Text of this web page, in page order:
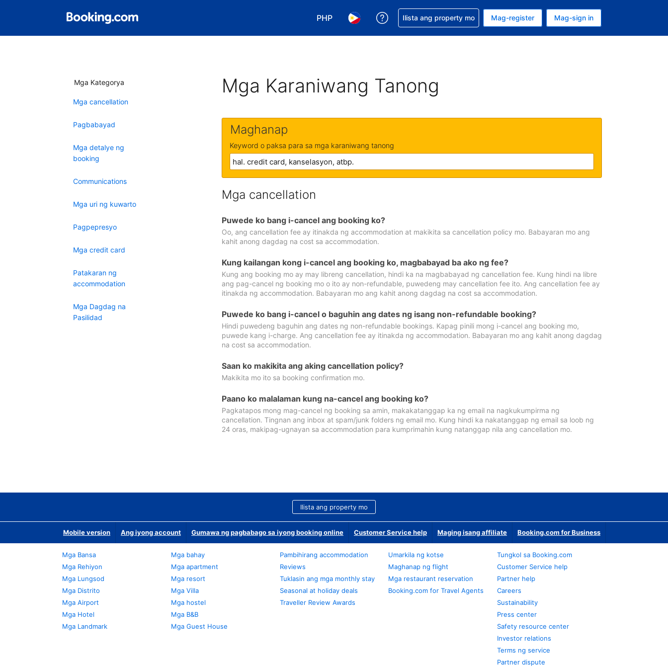
PHP
Pumili ng currency mo. PHP ang currency mo ngayon
Pumili ng wika mo. Filipino ang wika mo ngayon
Makakuha ng tulong sa reservation mo
Ilista ang property mo Mag-register Mag-sign in
Mga Kategorya
Mga cancellation
Pagbabayad
Mga detalye ng
booking
Communications
Mga uri ng kuwarto
Pagpepresyo
Mga credit card
Patakaran ng
accommodation
Mga Dagdag na
Pasilidad
Mga Karaniwang Tanong
Maghanap
Keyword o paksa para sa mga karaniwang tanong
Mga cancellation
Puwede ko bang i-cancel ang booking ko?
Oo, ang cancellation fee ay itinakda ng accommodation at makikita sa cancellation policy mo. Babayaran mo ang
kahit anong dagdag na cost sa accommodation.
Kung kailangan kong i-cancel ang booking ko, magbabayad ba ako ng fee?
Kung ang booking mo ay may libreng cancellation, hindi ka na magbabayad ng cancellation fee. Kung hindi na libre
ang pag-cancel ng booking mo o ito ay non-refundable, puwedeng may cancellation fee ito. Ang cancellation fee ay
itinakda ng accommodation. Babayaran mo ang kahit anong dagdag na cost sa accommodation.
Puwede ko bang i-cancel o baguhin ang dates ng isang non-refundable booking?
Hindi puwedeng baguhin ang dates ng non-refundable bookings. Kapag pinili mong i-cancel ang booking mo,
puwede kang i-charge. Ang cancellation fee ay itinakda ng accommodation. Babayaran mo ang kahit anong dagdag
na cost sa accommodation.
Saan ko makikita ang aking cancellation policy?
Makikita mo ito sa booking confirmation mo.
Paano ko malalaman kung na-cancel ang booking ko?
Pagkatapos mong mag-cancel ng booking sa amin, makakatanggap ka ng email na nagkukumpirma ng
cancellation. Tingnan ang inbox at spam/junk folders ng email mo. Kung hindi ka nakatanggap ng email sa loob ng
24 oras, makipag-ugnayan sa accommodation para kumprimahin kung natanggap nila ang cancellation mo.
Ilista ang property mo
Mobile version Ang iyong account Gumawa ng pagbabago sa iyong booking online Customer Service help Maging isang affiliate Booking.com for Business
Mga Bansa
Mga Rehiyon
Mga Lungsod
Mga Distrito
Mga Airport
Mga Hotel
Mga Landmark
Mga bahay
Mga apartment
Mga resort
Mga Villa
Mga hostel
Mga B&B
Mga Guest House
Pambihirang accommodation
Reviews
Tuklasin ang mga monthly stay
Seasonal at holiday deals
Traveller Review Awards
Umarkila ng kotse
Maghanap ng flight
Mga restaurant reservation
Booking.com for Travel Agents
Tungkol sa Booking.com
Customer Service help
Partner help
Careers
Sustainability
Press center
Safety resource center
Investor relations
Terms ng service
Partner dispute